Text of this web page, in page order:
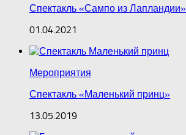
Спектакль «Сампо из Лапландии»
01.04.2021
Мероприятия
Спектакль «Маленький принц»
13.05.2019